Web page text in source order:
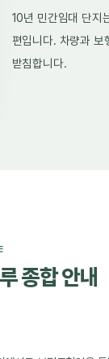
10년 민간임대 단지
편입니다. 차량과 보
받침합니다.
종합 안내